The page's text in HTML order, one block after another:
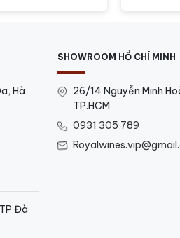
Hà
SHOWROOM HỒ CHÍ MINH
26/14 Nguyễn Minh
TP.HCM
0931 305 789
Đà